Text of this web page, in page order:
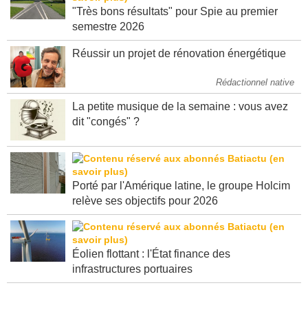
"Très bons résultats" pour Spie au premier
semestre 2026
Réussir un projet de rénovation énergétique
Rédactionnel native
La petite musique de la semaine : vous avez
dit "congés" ?
Porté par l'Amérique latine, le groupe Holcim
relève ses objectifs pour 2026
Éolien flottant : l'État finance des
infrastructures portuaires